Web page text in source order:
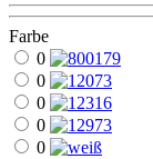
Farbe
0
0
0
0
0